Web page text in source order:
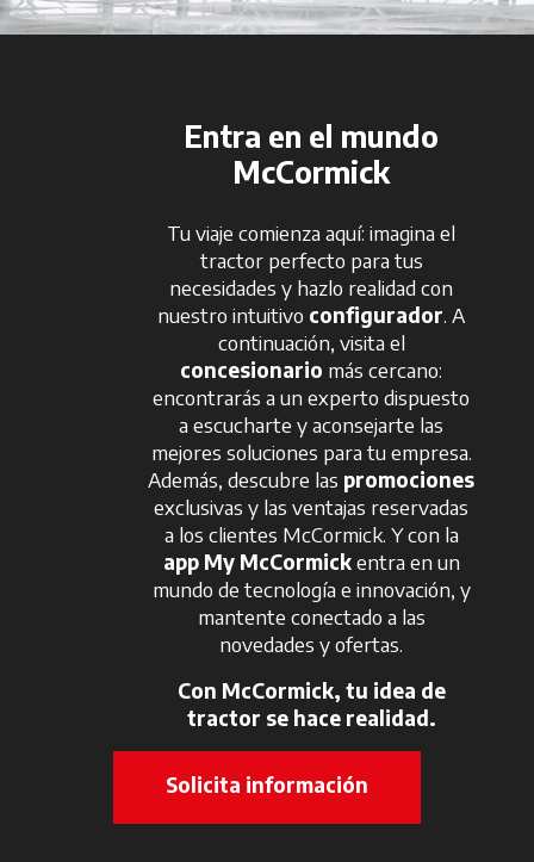
Entra en el mundo
McCormick
Tu viaje comienza aquí: imagina el
tractor perfecto para tus
necesidades y hazlo realidad con
nuestro intuitivo configurador. A
continuación, visita el
concesionario más cercano:
encontrarás a un experto dispuesto
a escucharte y aconsejarte las
mejores soluciones para tu empresa.
Además, descubre las promociones
exclusivas y las ventajas reservadas
a los clientes McCormick. Y con la
app My McCormickentra en un
mundo de tecnología e innovación, y
mantente conectado a las
novedades y ofertas.
Con McCormick, tu idea de
tractor se hace realidad.
Solicita información